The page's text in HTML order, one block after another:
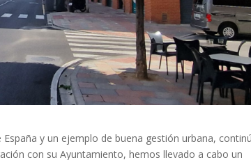
y un ejemplo de buena gestión urbana,
con su Ayuntamiento, hemos llevado a cabo un